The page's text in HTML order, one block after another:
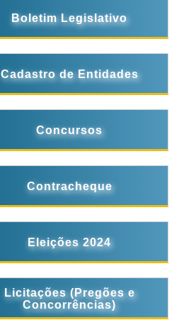
Boletim Legislativo
Cadastro de Entidades
Concursos
Contracheque
Eleições 2024
Licitações (Pregões e
Concorrências)